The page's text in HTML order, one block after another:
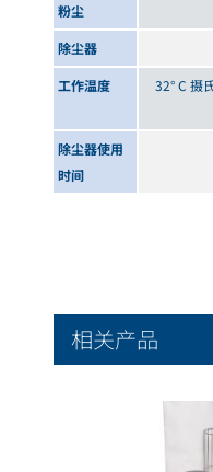
粉尘
除尘器
工作温度
32° C 摄
除尘器使用
时间
相关产品